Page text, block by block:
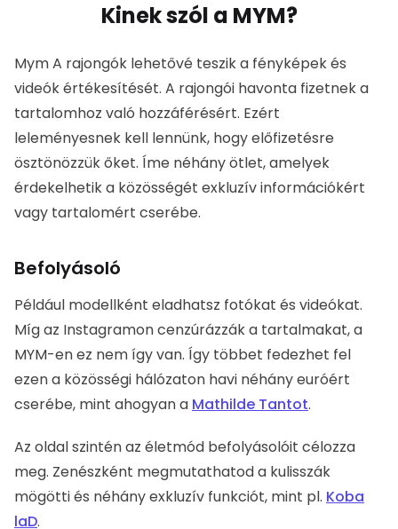
Kinek szól a MYM?
MymA rajongók lehetővé teszik a fényképek és videók
értékesítését.A rajongói havonta fizetnek a
tartalomhoz való hozzáférésért.Ezért leleményesnek
kell lennünk, hogy előfizetésre ösztönözzük őket.
néhány ötlet, amelyek érdekelhetik a közösségét
exkluzív információkért vagy tartalomért cserébe.
Például modellként eladhatsz fotókat és videókat. Míg
az Instagramon cenzúrázzák a tartalmakat, a MYM-en
ez nem így van. Így többet fedezhet fel ezen a
közösségi hálózaton havi néhány euróért cserébe,
mint ahogyan aMathilde Tantot.
Zenészként megmutathatod a kulisszák mögötti és
néhány exkluzív funkciót, mint pl.Koba laD.
Ha gyakran utazik, megoszthatja legjobb tájképeit.